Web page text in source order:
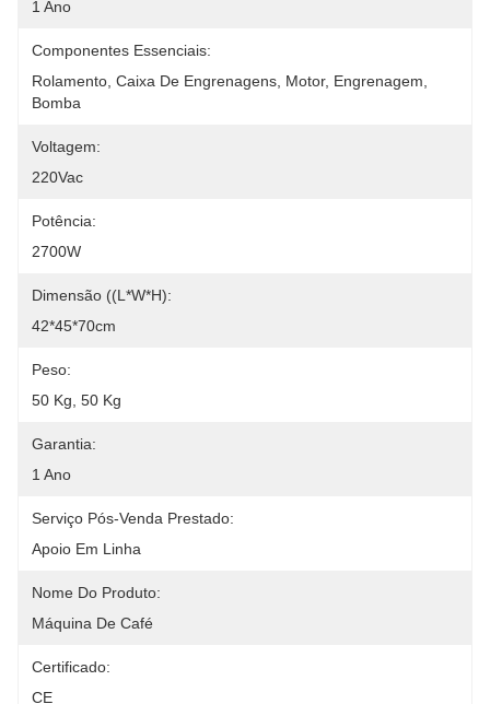
1 Ano
Componentes Essenciais:
Rolamento, Caixa De Engrenagens, Motor, Engrenagem,
Bomba
Voltagem:
220Vac
Potência:
2700W
Dimensão ((L*W*H):
42*45*70cm
Peso:
50 Kg, 50 Kg
Garantia:
1 Ano
Serviço Pós-Venda Prestado:
Apoio Em Linha
Nome Do Produto:
Máquina De Café
Certificado:
CE